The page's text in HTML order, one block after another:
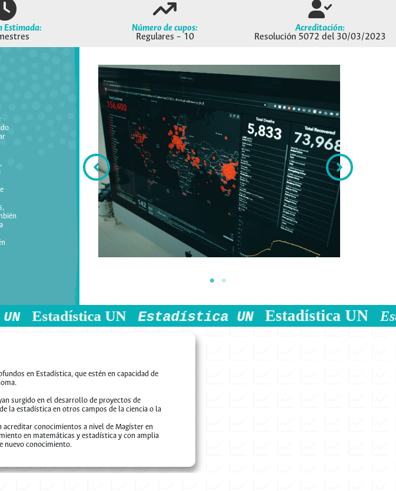
Estimada:
Número de cupos:
Regulares – 10
Acreditación:
Resolución 5072 del 30/03/2023
UN Estadística UN Estadística UN Estadística
en Estadística, que estén en capacidad de
surgido en el desarrollo de proyectos de
la estadística en otros campos de la ciencia o la
acreditar conocimientos a nivel de Magíster en
en matemáticas y estadística y con amplia
nuevo conocimiento.